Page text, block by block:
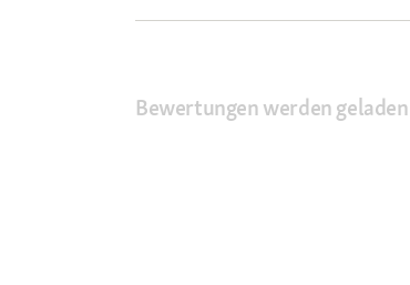
Bewertungen werden geladen